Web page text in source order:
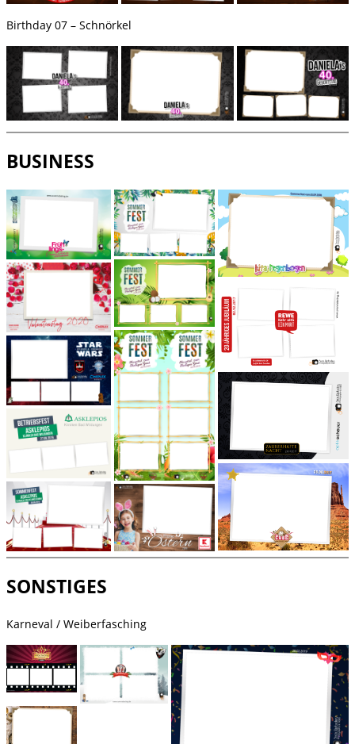
Birthday 07 – Schnörkel
BUSINESS
SONSTIGES
Karneval / Weiberfasching